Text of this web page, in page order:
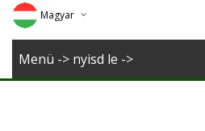
Magyar
Deutsch
Menü -> nyisd le ->